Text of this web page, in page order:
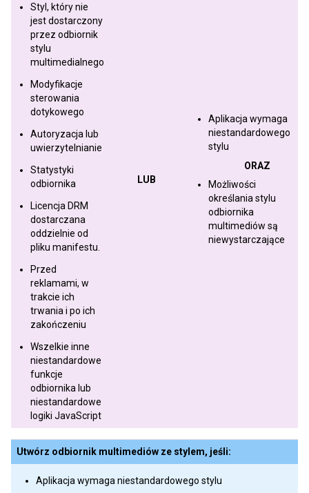
Styl, który nie
jest dostarczony
przez odbiornik
stylu
multimedialnego
Modyfikacje
sterowania
dotykowego
Autoryzacja lub
uwierzytelnianie
Statystyki
odbiornika
Licencja DRM
dostarczana
oddzielnie od
pliku manifestu.
Przed
reklamami, w
trakcie ich
trwania i po ich
zakończeniu
Wszelkie inne
niestandardowe
funkcje
odbiornika lub
niestandardowe
logiki JavaScript
LUB
Aplikacja wymaga
niestandardowego
stylu
ORAZ
Możliwości
określania stylu
odbiornika
multimediów są
niewystarczające
Utwórz odbiornik multimediów ze stylem, jeśli:
Aplikacja wymaga niestandardowego stylu